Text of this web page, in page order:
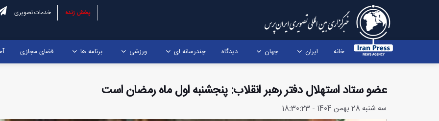
پخش زنده خدمات تصویری
خانه ایران جهان دیدگاه چندرسانه ای ورزشی برنامه ها فضای مجازی
عضو ستاد استهلال دفتر رهبر انقلاب: پنجشنبه اول ماه رمضان است
سه شنبه 28 بهمن 1404 - 18:30:23